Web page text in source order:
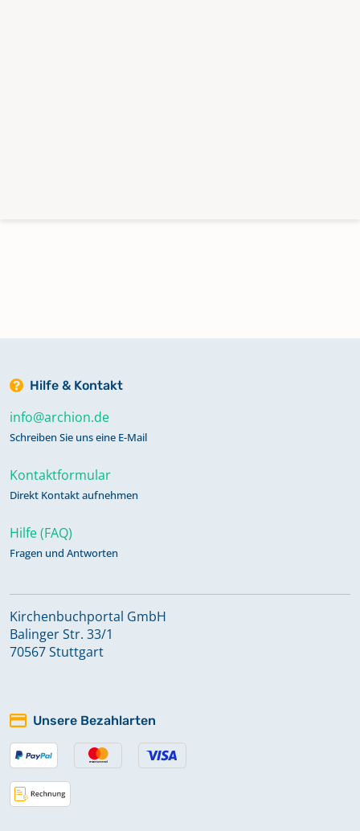
Hilfe & Kontakt
info@archion.de
Schreiben Sie uns eine E-Mail
Kontaktformular
Direkt Kontakt aufnehmen
Hilfe (FAQ)
Fragen und Antworten
Kirchenbuchportal GmbH
Balinger Str. 33/1
70567 Stuttgart
Unsere Bezahlarten